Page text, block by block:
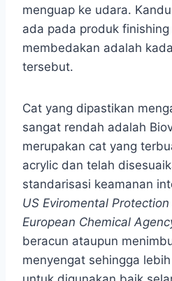
menguap ke udara.
ada pada produk finishing
membedakan adalah
tersebut.
Cat yang dipastikan
sangat rendah adalah
merupakan cat yang
acrylic dan telah
standarisasi keamanan
US Eviromental
European Chemical
beracun ataupun
menyengat sehingga